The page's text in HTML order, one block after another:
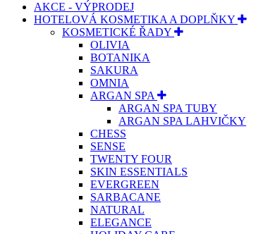
AKCE - VÝPRODEJ
HOTELOVÁ KOSMETIKA A DOPLŇKY
KOSMETICKÉ ŘADY
OLIVIA
BOTANIKA
SAKURA
OMNIA
ARGAN SPA
ARGAN SPA TUBY
ARGAN SPA LAHVIČKY
CHESS
SENSE
TWENTY FOUR
SKIN ESSENTIALS
EVERGREEN
SARBACANE
NATURAL
ELEGANCE